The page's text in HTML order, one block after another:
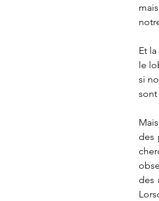
Et
le
si
sont
des
des